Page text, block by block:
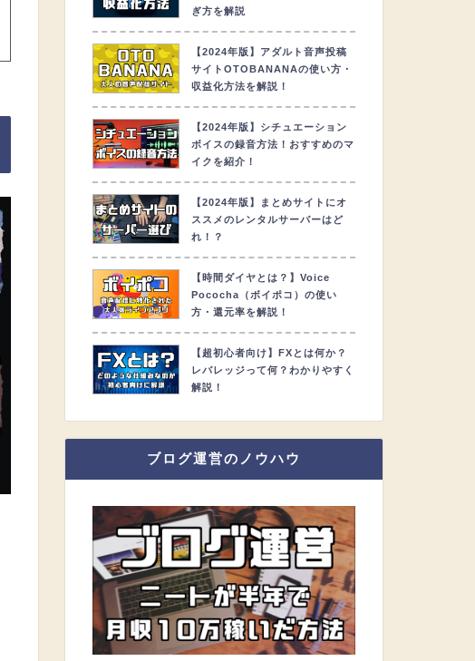
ぎ方を解説
【2024年版】アダルト音声投稿
サイトOTOBANANAの使い方・
収益化方法を解説！
【2024年版】シチュエーション
ボイスの録音方法！おすすめのマ
イクを紹介！
【2024年版】まとめサイトにオ
ススメのレンタルサーバーはど
れ！？
【時間ダイヤとは？】Voice
Pococha（ボイポコ）の使い
方・還元率を解説！
【超初心者向け】FXとは何か？
レバレッジって何？わかりやすく
解説！
ブログ運営のノウハウ